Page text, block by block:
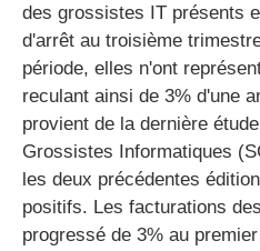
des grossistes IT présents
d'arrêt au troisième
période, elles n'ont
reculant ainsi de 3% d'une
provient de la dernière
Grossistes Informatiques
les deux précédentes
positifs. Les facturations
progressé de 3% au